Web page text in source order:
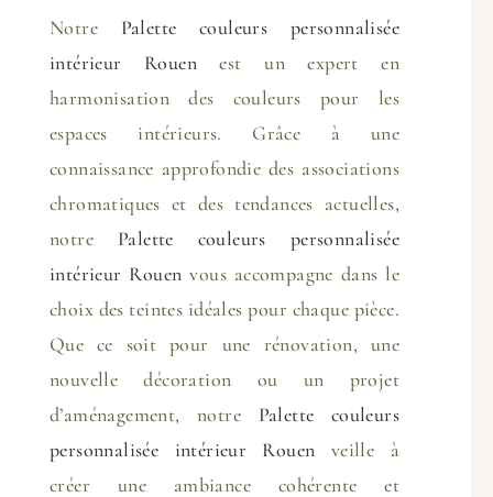
Notre Palette couleurs personnalisée
intérieur Rouen est un expert en
harmonisation des couleurs pour les
espaces intérieurs. Grâce à une
connaissance approfondie des associations
chromatiques et des tendances actuelles,
notre Palette couleurs personnalisée
intérieur Rouen vous accompagne dans le
choix des teintes idéales pour chaque pièce.
Que ce soit pour une rénovation, une
nouvelle décoration ou un projet
d’aménagement, notre Palette couleurs
personnalisée intérieur Rouen veille à
créer une ambiance cohérente et